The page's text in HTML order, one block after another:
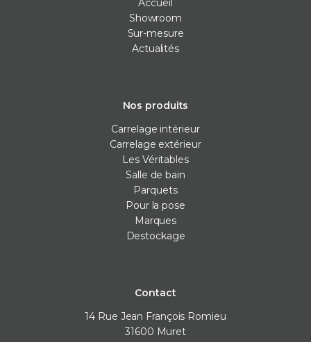
Accueil
Showroom
Sur-mesure
Actualités
Nos produits
Carrelage intérieur
Carrelage extérieur
Les Véritables
Salle de bain
Parquets
Pour la pose
Marques
Destockage
Contact
14 Rue Jean François Romieu
31600 Muret